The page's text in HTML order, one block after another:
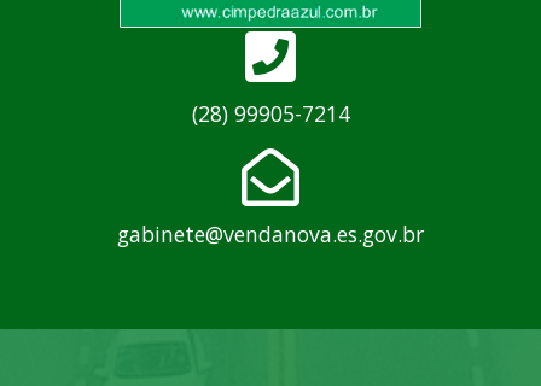
(28) 99905-7214
gabinete@vendanova.es.gov.br